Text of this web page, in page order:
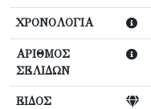
ΧΡΟΝΟΛΟΓΙΑ
ΑΡΙΘΜΟΣ
ΣΕΛΙΔΩΝ
ΕΙΔΟΣ